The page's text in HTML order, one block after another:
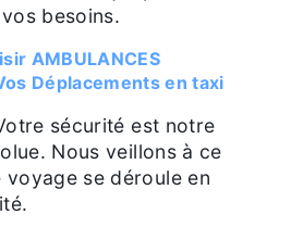
besoins.
AMBULANCES
Déplacements en taxi
sécurité est notre
Nous veillons à ce
voyage se déroule en